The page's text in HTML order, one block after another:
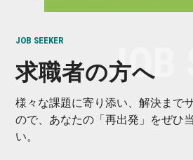
JOB SEEKER
求職者の方へ
様々な課題に寄り添い、解決まで
ので、あなたの「再出発」をぜひ
い。